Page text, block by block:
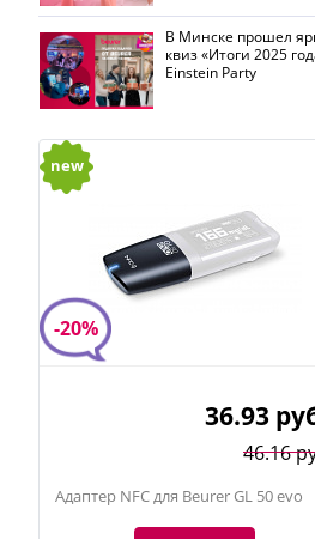
В Минске прошел
квиз «Итоги 2025
Einstein Party
new
-20%
36.93
46.16
Адаптер NFC для Beurer GL 50 evo